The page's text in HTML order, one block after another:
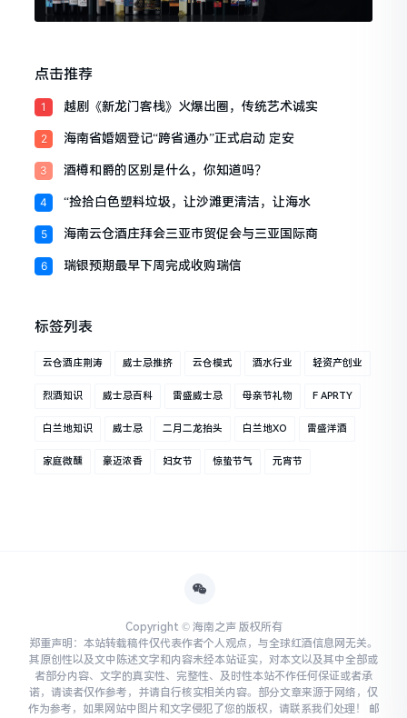
点击推荐
1 越剧《新龙门客栈》火爆出圈，传统艺术诚实
2 海南省婚姻登记“跨省通办”正式启动 定安
3 酒樽和爵的区别是什么，你知道吗？
4 “捡拾白色塑料垃圾，让沙滩更清洁，让海水
5 海南云仓酒庄拜会三亚市贸促会与三亚国际商
6 瑞银预期最早下周完成收购瑞信
标签列表
云仓酒庄荆涛 威士忌推挤 云仓模式 酒水行业 轻资产创业
烈酒知识 威士忌百科 雷盛威士忌 母亲节礼物 F APRTY
白兰地知识 威士忌 二月二龙抬头 白兰地XO 雷盛洋酒
家庭微醺 豪迈浓香 妇女节 惊蛰节气 元宵节
Copyright © 海南之声 版权所有
郑重声明：本站转载稿件仅代表作者个人观点，与全球红酒信息网无关。
其原创性以及文中陈述文字和内容未经本站证实，对本文以及其中全部或
者部分内容、文字的真实性、完整性、及时性本站不作任何保证或者承
诺，请读者仅作参考，并请自行核实相关内容。部分文章来源于网络，仅
作为参考，如果网站中图片和文字侵犯了您的版权，请联系我们处理！ 邮